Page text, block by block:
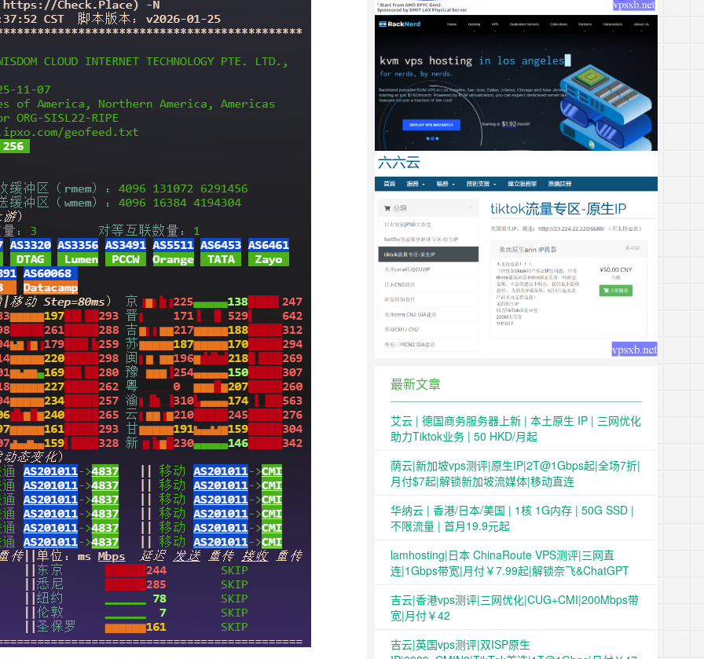
最新文章
艾云 | 德国商务服务器上新 | 本土原生 IP | 三网优化
助力Tiktok业务 | 50 HKD/月起
荫云|新加坡vps测评|原生IP|2T@1Gbps起|全场7折|
月付$7起|解锁新加坡流媒体|移动直连
华纳云 | 香港/日本/美国 | 1核 1G内存 | 50G SSD |
不限流量 | 首月19.9元起
lamhosting|日本 ChinaRoute VPS测评|三网直
连|1Gbps带宽|月付￥7.99起|解锁奈飞&ChatGPT
吉云|香港vps测评|三网优化|CUG+CMI|200Mbps带
宽|月付￥42
吉云|英国vps测评|双ISP原生